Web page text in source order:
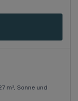
m², Sonne und